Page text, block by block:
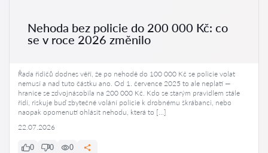
Nehoda bez policie do 200 000 Kč: co
se v roce 2026 změnilo
Řada řidičů dodnes věří, že po nehodě do 100 000 Kč se policie volat
nemusí a nad tuto částku ano. Od 1. července 2025 to ale neplatí —
hranice se zdvojnásobila na 200 000 Kč. Kdo se starým pravidlem stále
řídí, riskuje buď zbytečné volání policie k drobnému škrábanci, nebo
naopak opomenutí ohlásit nehodu, která to […]
22.07.2026
0 0 0